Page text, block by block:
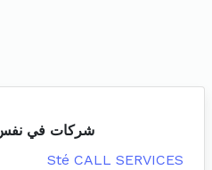
شركات في
Sté CALL SERVICES